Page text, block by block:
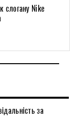
слогану Nike
за